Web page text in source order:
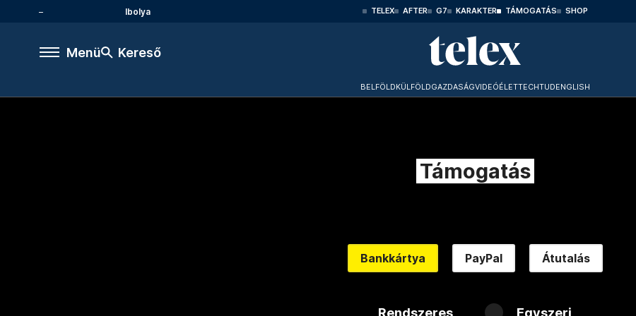
Ibolya TELEX AFTER G7 KARAKTER TÁMOGATÁS SHOP
Menü Kereső
BELFÖLDKÜLFÖLDGAZDASÁGVIDEÓÉLETTECHTUDENGLISH
Támogatás
Bankkártya PayPal Átutalás
Rendszeres Egyszeri